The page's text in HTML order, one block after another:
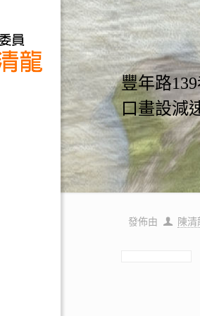
豐年路
口畫設減
發佈由 陳